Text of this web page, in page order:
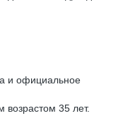
и официальное
35 лет.